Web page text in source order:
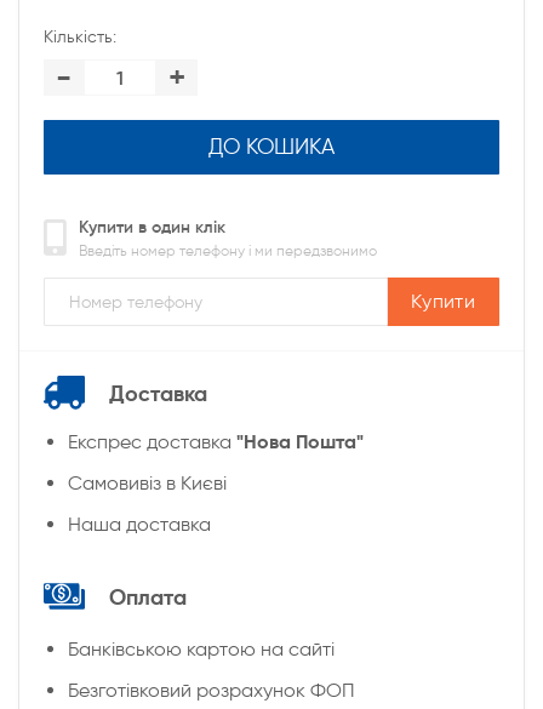
Кількість:
- +
ДО КОШИКА
Купити в один клік
Введіть номер телефону і ми передзвонимо
Купити
Доставка
Експрес доставка "Нова Пошта"
Cамовивіз в Києві
Наша доставка
Оплата
Банківською картою на сайті
Безготівковий розрахунок ФОП